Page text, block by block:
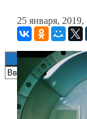
Книги
25 января, 2019,